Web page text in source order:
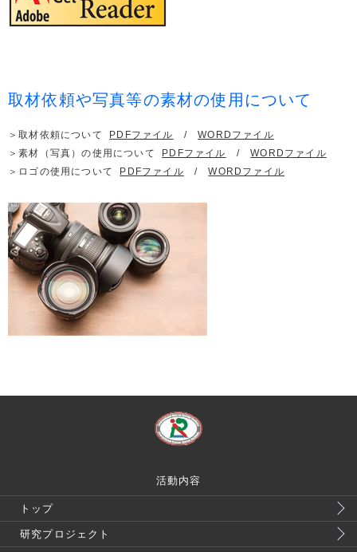
取材依頼や写真等の素材の使用について
＞取材依頼について PDFファイル /WORDファイル
＞素材（写真）の使用について
PDFファイル /WORDファイル
＞ロゴの使用について
PDFファイル /WORDファイル
活動内容
トップ
研究プロジェクト